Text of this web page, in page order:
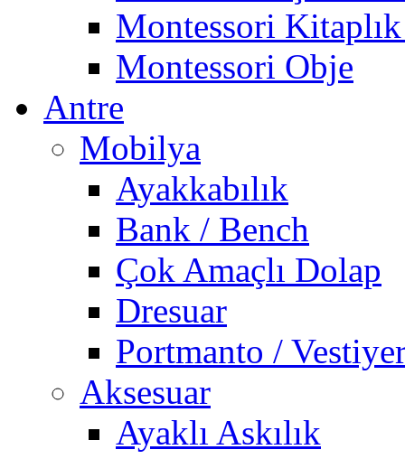
Montessori
Montessori Obje
Antre
Mobilya
Ayakkabılık
Bank / Bench
Çok Amaçlı Dolap
Dresuar
Portmanto /
Aksesuar
Ayaklı Askılık